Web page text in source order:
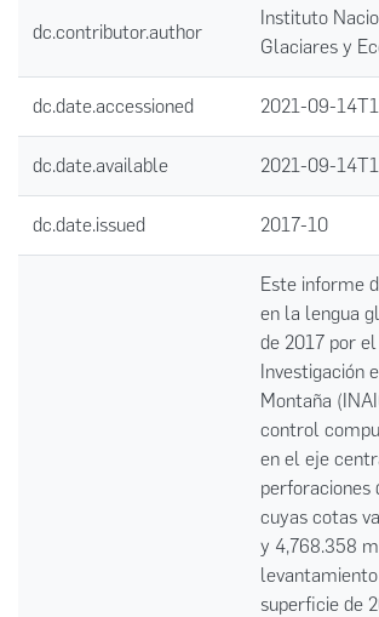
dc.contributor.author
Instituto
Glaciares y
dc.date.accessioned 2021-09-
dc.date.available 2021-09-
dc.date.issued 2017-10
Este informe
en la lengua
de 2017 por
Investigación
Montaña
control
en el eje
perforaciones
cuyas cotas
y 4,768.358
superficie de